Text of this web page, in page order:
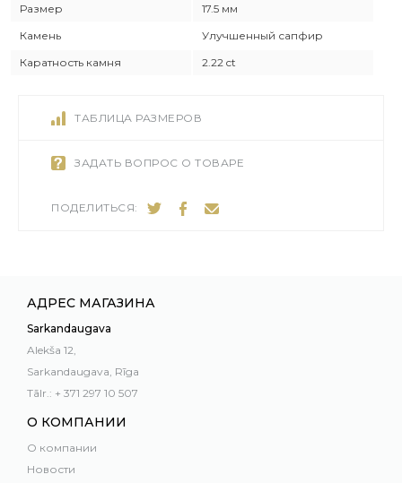
Размер
17.5 мм
Камень
Улучшенный сапфир
Каратность камня
2.22 ct
ТАБЛИЦА РАЗМЕРОВ
ЗАДАТЬ ВОПРОС О ТОВАРЕ
ПОДЕЛИТЬСЯ:
АДРЕС МАГАЗИНА
Sarkandaugava
Alekša 12,
Sarkandaugava, Rīga
Tālr.: + 371 297 10 507
О КОМПАНИИ
О компании
Новости